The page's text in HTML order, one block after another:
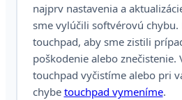
najprv nastavenia a
sme vylúčili softvérovú
touchpad, aby sme zistili
poškodenie alebo znečistenie.
touchpad vyčistíme alebo pri
chybe touchpad vymeníme.